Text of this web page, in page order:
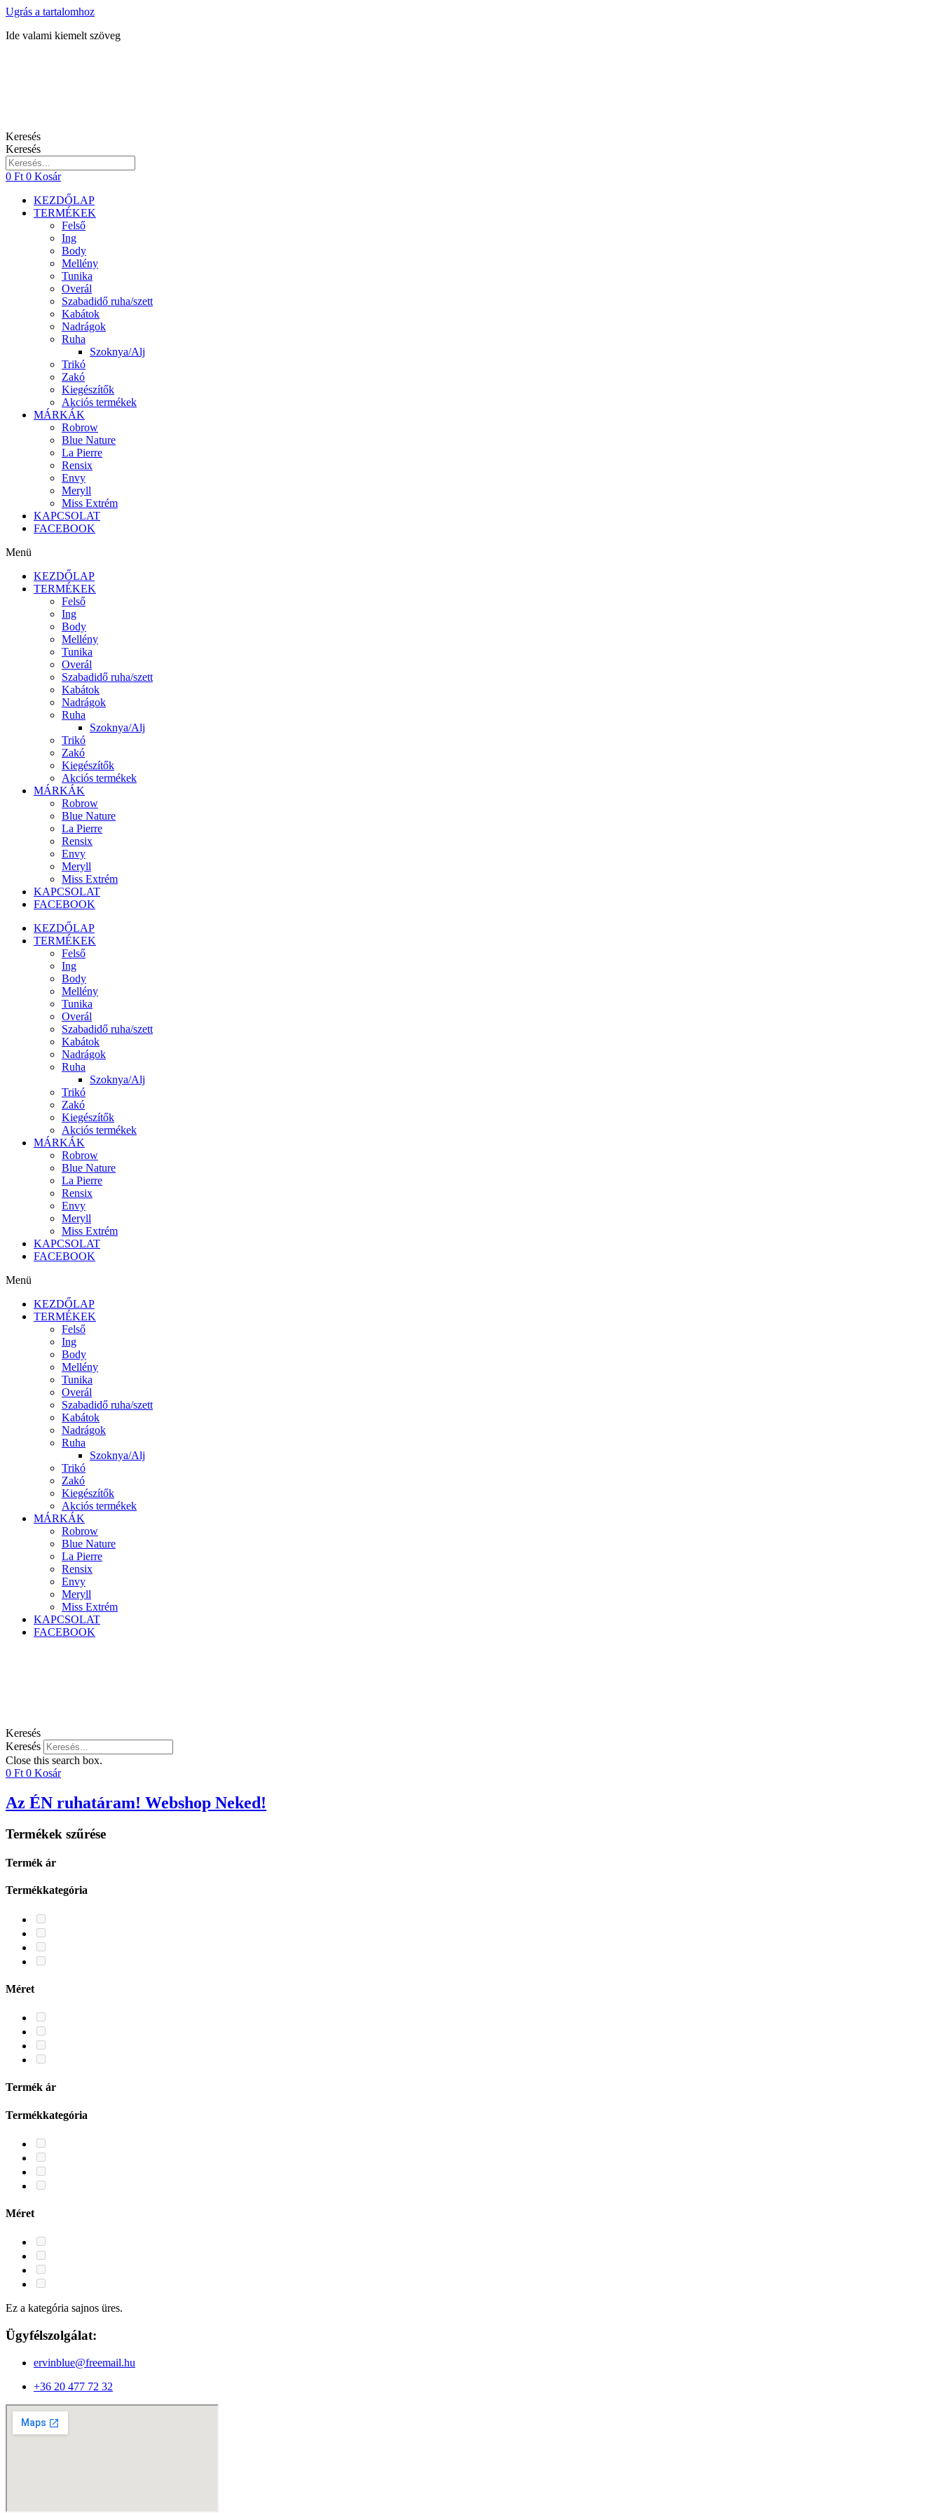
Ugrás a tartalomhoz
Ide valami kiemelt szöveg
Keresés
Keresés
0 Ft 0 Kosár
KEZDŐLAP
TERMÉKEK
Felső
Ing
Body
Mellény
Tunika
Overál
Szabadidő ruha/szett
Kabátok
Nadrágok
Ruha
Szoknya/Alj
Trikó
Zakó
Kiegészítők
Akciós termékek
MÁRKÁK
Robrow
Blue Nature
La Pierre
Rensix
Envy
Meryll
Miss Extrém
KAPCSOLAT
FACEBOOK
Menü
KEZDŐLAP
TERMÉKEK
Felső
Ing
Body
Mellény
Tunika
Overál
Szabadidő ruha/szett
Kabátok
Nadrágok
Ruha
Szoknya/Alj
Trikó
Zakó
Kiegészítők
Akciós termékek
MÁRKÁK
Robrow
Blue Nature
La Pierre
Rensix
Envy
Meryll
Miss Extrém
KAPCSOLAT
FACEBOOK
KEZDŐLAP
TERMÉKEK
Felső
Ing
Body
Mellény
Tunika
Overál
Szabadidő ruha/szett
Kabátok
Nadrágok
Ruha
Szoknya/Alj
Trikó
Zakó
Kiegészítők
Akciós termékek
MÁRKÁK
Robrow
Blue Nature
La Pierre
Rensix
Envy
Meryll
Miss Extrém
KAPCSOLAT
FACEBOOK
Menü
KEZDŐLAP
TERMÉKEK
Felső
Ing
Body
Mellény
Tunika
Overál
Szabadidő ruha/szett
Kabátok
Nadrágok
Ruha
Szoknya/Alj
Trikó
Zakó
Kiegészítők
Akciós termékek
MÁRKÁK
Robrow
Blue Nature
La Pierre
Rensix
Envy
Meryll
Miss Extrém
KAPCSOLAT
FACEBOOK
Keresés
Keresés
Close this search box.
0 Ft 0 Kosár
Az ÉN ruhatáram! Webshop Neked!
Termékek szűrése
Termék ár
Termékkategória
Méret
Termék ár
Termékkategória
Méret
Ez a kategória sajnos üres.
Ügyfélszolgálat:
ervinblue@freemail.hu
+36 20 477 72 32